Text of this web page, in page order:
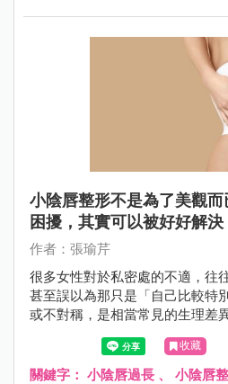
小陰唇整形不是為了美觀
困擾，其實可以被好好解決
作者：張瑜芹
很多女性對於私密處的不適，往
甚至誤以為那只是「自己比較特
或不對稱，是相當常見的生理差
遠比想像中更真實——從運動摩
潔困難甚至影響親密關係，都可
收藏
關鍵字： 小陰唇過長 、 小陰唇